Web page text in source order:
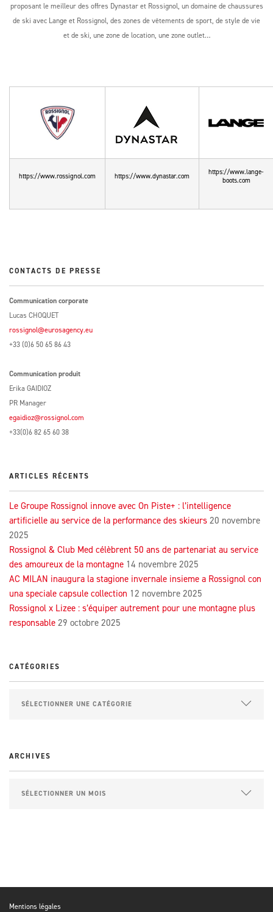
proposant le meilleur des offres Dynastar et Rossignol, un domaine de chaussures
de ski avec Lange et Rossignol, des zones de vêtements de sport, de style de vie
et de ski, une zone de location, une zone outlet…
https://www.rossignol.com https://www.dynastar.com
https://www.lange-
boots.com
CONTACTS DE PRESSE
Communication corporate
Lucas CHOQUET
rossignol@eurosagency.eu
+33 (0)6 50 65 86 43
Communication produit
Erika GAIDIOZ
PR Manager
egaidioz@rossignol.com
+33(0)6 82 65 60 38
ARTICLES RÉCENTS
Le Groupe Rossignol innove avec On Piste+ : l’intelligence
artificielle au service de la performance des skieurs 20 novembre
2025
Rossignol & Club Med célèbrent 50 ans de partenariat au service
des amoureux de la montagne 14 novembre 2025
AC MILAN inaugura la stagione invernale insieme a Rossignol con
una speciale capsule collection 12 novembre 2025
Rossignol x Lizee : s’équiper autrement pour une montagne plus
responsable 29 octobre 2025
CATÉGORIES
ARCHIVES
Mentions légales